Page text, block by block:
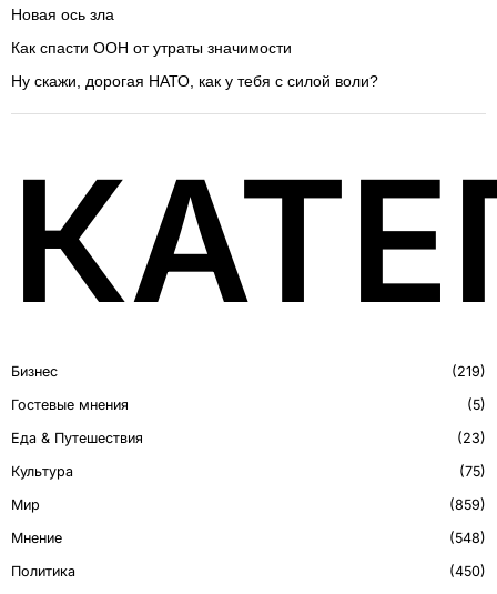
Новая ось зла
Как спасти ООН от утраты значимости
Ну скажи, дорогая НАТО, как у тебя с силой воли?
Бизнес
219
Гостевые мнения
5
Еда & Путешествия
23
Культура
75
Мир
859
Мнение
548
Политика
450